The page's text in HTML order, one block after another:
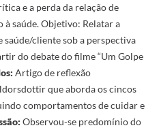
e a perda da relação de
saúde. Objetivo: Relatar a
cliente sob a perspectiva
do debate do filme “Um Golpe
Artigo de reflexão
que aborda os cincos
comportamentos de cuidar e
Observou-se predomínio do